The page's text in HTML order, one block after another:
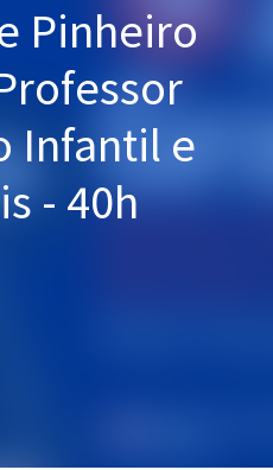
Pinheiro
Infantil e
- 40h